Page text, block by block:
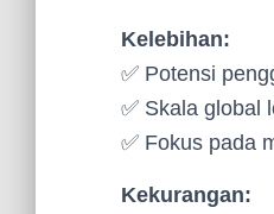
Kelebihan:
✅ Potensi
✅ Skala global
✅ Fokus pada
Kekurangan: